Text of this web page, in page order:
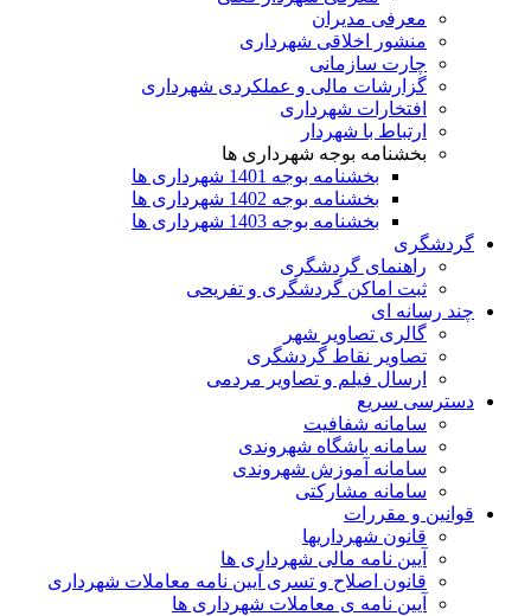
معرفی مدیران
منشور اخلاقی شهرداری
چارت سازمانی
گزارشات مالی و عملکردی شهرداری
افتخارات شهرداری
ارتباط با شهردار
بخشنامه بوجه شهرداری ها
بخشنامه بوجه 1401 شهرداری ها
بخشنامه بوجه 1402 شهرداری ها
بخشنامه بوجه 1403 شهرداری ها
گردشگری
راهنمای گردشگری
ثبت اماکن گردشگری و تفریحی
چند رسانه ای
گالری تصاویر شهر
تصاویر نقاط گردشگری
ارسال فیلم و تصاویر مردمی
دسترسی سریع
سامانه شفافیت
سامانه باشگاه شهروندی
سامانه آموزش شهروندی
سامانه مشارکتی
قوانین و مقررات
قانون شهرداریها
آیین نامه مالی شهرداری ها
قانون اصلاح و تسری آیین نامه معاملات شهرداری
آیین نامه ی معاملات شهرداری ها